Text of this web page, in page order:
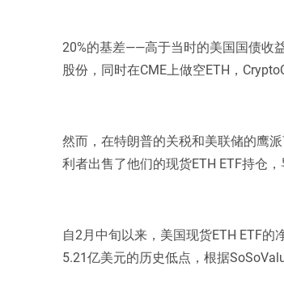
20%的基差——高于当时的美国国债收
股份，同时在CME上做空ETH，
然而，在特朗普的关税和美联储的鹰
利者出售了他们的现货ETH ETF持仓
自2月中旬以来，美国现货ETH ETF
5.21亿美元的历史低点，根据